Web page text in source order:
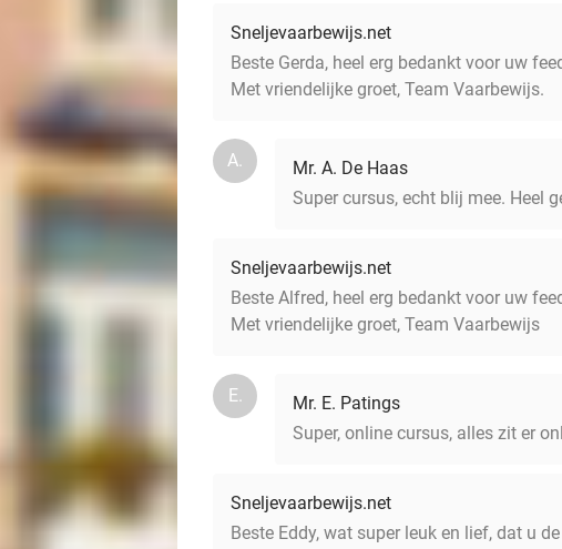
Sneljevaarbewijs.net
Beste Gerda, heel erg bedankt voor uw
Met vriendelijke groet, Team Vaarbewijs.
A.
Mr. A. De Haas
Super cursus, echt blij mee. Heel
Sneljevaarbewijs.net
Beste Alfred, heel erg bedankt voor uw
Met vriendelijke groet, Team Vaarbewijs
E.
Mr. E. Patings
Super, online cursus, alles zit er
Sneljevaarbewijs.net
Beste Eddy, wat super leuk en lief, dat u